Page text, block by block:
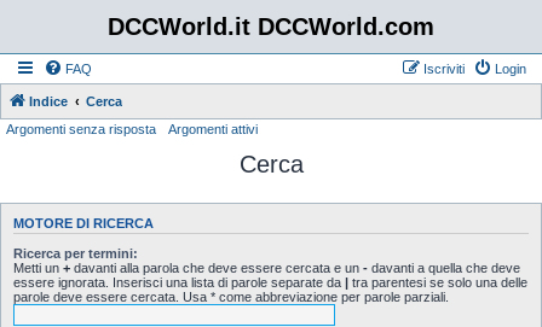
DCCWorld.it DCCWorld.com
FAQ Login
Iscriviti
Indice
Cerca
Argomenti senza risposta
Argomenti attivi
Cerca
MOTORE DI RICERCA
Ricerca per termini:
Metti un + davanti alla parola che deve essere cercata e un - davanti a quella che deve
essere ignorata. Inserisci una lista di parole separate da | tra parentesi se solo una delle
parole deve essere cercata. Usa * come abbreviazione per parole parziali.